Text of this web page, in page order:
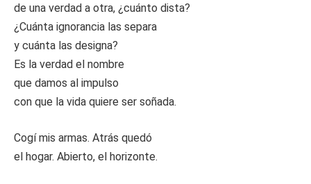
de una verdad a otra, ¿cuánto dista?
¿Cuánta ignorancia las separa
y cuánta las designa?
Es la verdad el nombre
que damos al impulso
con que la vida quiere ser soñada.
Cogí mis armas. Atrás quedó
el hogar. Abierto, el horizonte.